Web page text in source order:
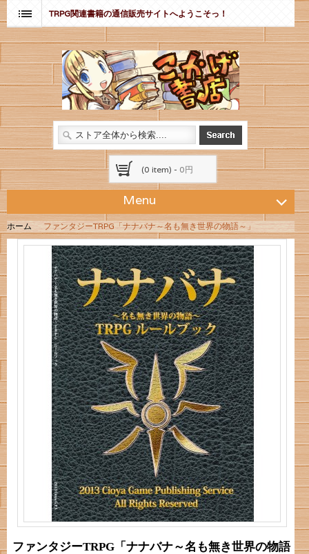
TRPG関連書籍の通信販売サイトへようこそっ！
(0 item) - 0円
Menu
ホーム ファンタジーTRPG「ナナバナ～名も無き世界の物語～」
ファンタジーTRPG「ナナバナ～名も無き世界の物語